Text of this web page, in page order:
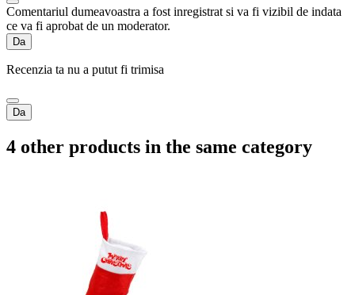
Comentariul dumeavoastra a fost inregistrat si va fi vizibil de indata
ce va fi aprobat de un moderator.
Da
Recenzia ta nu a putut fi trimisa
Da
4 other products in the same category